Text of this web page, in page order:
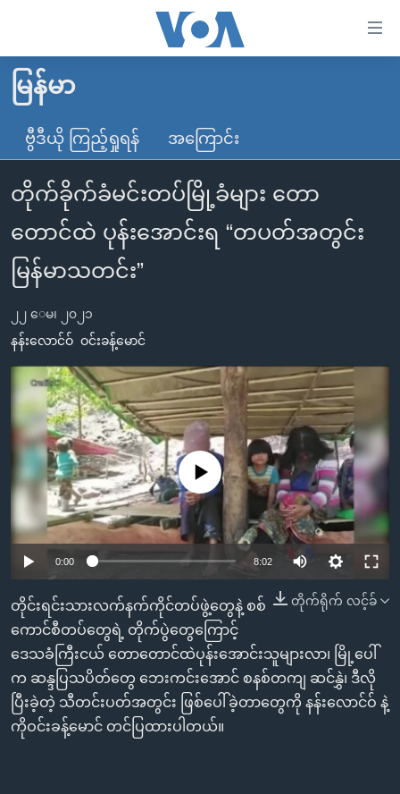
လွယ်ကူ
စေ
သည့်
Link
များ
ပင်မ
အကြောင်းအရာ
သို့
ကျော်
ကြည့်
ပင်မ
ညွန်း
စာမျက်နှာ
ကျော်
ကြည့်
နေရာ
ရန်
မူလစာမျက်နှာ
မြန်မာ
ကမ္ဘာ့သတင်းများ
နိုင်ငံတကာ
အမေရိကန်
တရုတ်
အစ္စရေး-ပါလက်စတိုင်း
ဗွီဒီယို
သတင်းလွတ်လပ်ခွင့်
ရပ်ဝန်းတခု လမ်းတခု အလွန်
အင်္ဂလိပ်စာလေ့လာမယ်
အမေရိကန်သုံးအီဒီယံ
မကြေးမုံရဲ့ အင်္ဂလိပ်စာ
ရုပ်ရှင်ထဲက အင်္ဂလိပ်စာ
သုတပဒေသာ အင်္ဂလိပ်စာ
အပတ်စဉ်ကဏ္ဍများ
တီဗွီ
ရေဒီယိုနှင့်ရုပ်သံ အချက်အလက်များ
ရေဒီယို/တီဗွီအစီအစဉ်
Learning English
ဗွီအိုအေ လူမှုကွန်ယက်များ
ဘာသာစကားများ
မြန်မာ
ဗွီဒီယို ကြည့်ရှုရန် အကြောင်း
တိုက်ခိုက်ခံမင်းတပ်မြို့ခံများ တော
တောင်ထဲ ပုန်းအောင်းရ “တပတ်အတွင်း
မြန်မာသတင်း”
၂၂ ေမ၊ ၂၀၂၁
နန်းလောင်ဝ် ဝင်းခန့်မောင်
No media source currently available
0:00 8:02
တိုက်ရိုက် လင့်ခ်
တိုင်းရင်းသားလက်နက်ကိုင်တပ်ဖွဲ့တွေနဲ့ စစ်
ကောင်စီတပ်တွေရဲ့ တိုက်ပွဲတွေကြောင့်
ဒေသခံကြီးငယ် တောတောင်ထဲပုန်းအောင်းသူများလာ၊ မြို့ပေါ်
က ဆန္ဒပြသပိတ်တွေ ဘေးကင်းအောင် စနစ်တကျ ဆင်နွှဲ၊ ဒီလို
ပြီးခဲ့တဲ့ သီတင်းပတ်အတွင်း ဖြစ်ပေါ်ခဲ့တာတွေကို နန်းလောင်ဝ် နဲ့
ကိုဝင်းခန့်မောင် တင်ပြထားပါတယ်။